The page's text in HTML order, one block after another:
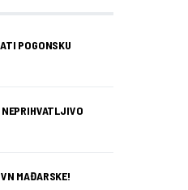
POGONSKU
MAĐARSKE!